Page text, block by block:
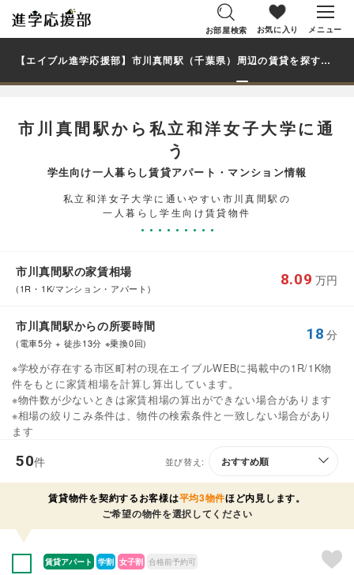
お部屋検索 お気に入り メニュー
【エイブル進学応援部】市川真間駅（千葉県）周辺の賃貸を探す｜私立和洋女子大学学生・大学生の一人暮らし向け賃貸マンション・アパート
市川真間駅から私立和洋女子大学に通
う
学生向け一人暮らし賃貸アパート・マンション情報
私立和洋女子大学に通いやすい市川真間駅の
一人暮らし学生向け賃貸物件
市川真間駅の家賃相場
(1R・1K/マンション・アパート)
8.09 万円
市川真間駅からの所要時間
(電車5分 + 徒歩13分 ※乗換0回)
18 分
※学校が存在する市区町村の現在エイブルWEBに掲載中の1R/1K物
件をもとに家賃相場を計算し算出しています。
※物件数が少ないときは家賃相場の算出ができない場合があります
※相場の絞りこみ条件は、物件の検索条件と一致しない場合があり
ます
50件 並び替え:
賃貸物件を契約するお客様は平均3物件ほど内見します。
ご希望の物件を選択してください
賃貸アパート 学割 女子割 合格前予約可